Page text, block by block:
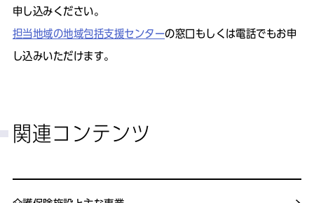
申し込みください。
担当地域の地域包括支援センターの窓口もしくは電話でもお申
し込みいただけます。
関連コンテンツ